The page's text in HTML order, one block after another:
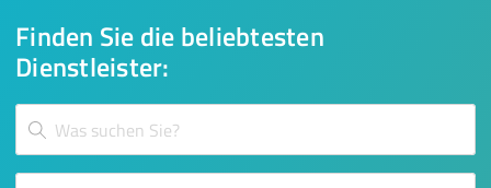
Finden Sie die beliebtesten
Dienstleister: